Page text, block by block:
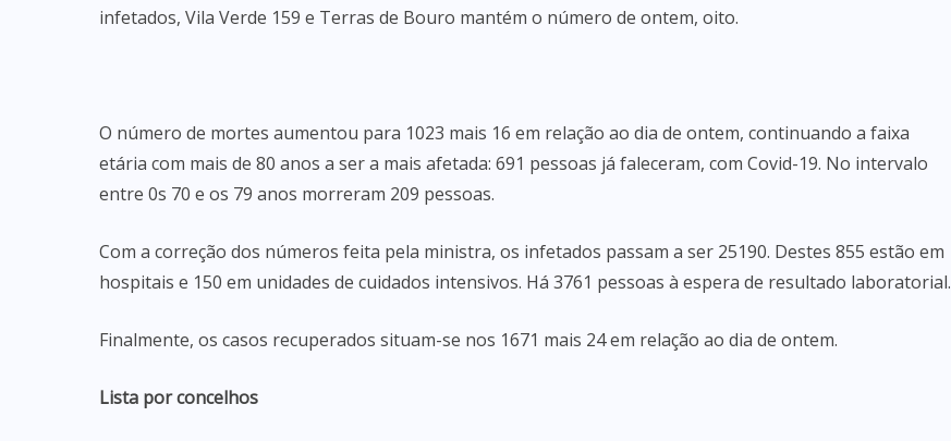
infetados, Vila Verde 159 e Terras de Bouro mantém o número de ontem, oito.
O número de mortes aumentou para 1023 mais 16 em relação ao dia de ontem, continuando a faixa
etária com mais de 80 anos a ser a mais afetada: 691 pessoas já faleceram, com Covid-19. No intervalo
entre 0s 70 e os 79 anos morreram 209 pessoas.
Com a correção dos números feita pela ministra, os infetados passam a ser 25190. Destes 855 estão em
hospitais e 150 em unidades de cuidados intensivos. Há 3761 pessoas à espera de resultado laboratorial.
Finalmente, os casos recuperados situam-se nos 1671 mais 24 em relação ao dia de ontem.
Lista por concelhos